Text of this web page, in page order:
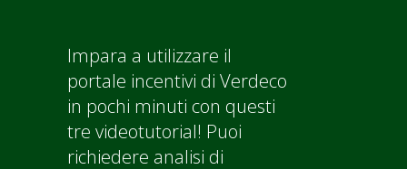
Impara a utilizzare il
portale incentivi di Verdeco
in pochi minuti con questi
tre videotutorial! Puoi
richiedere analisi di